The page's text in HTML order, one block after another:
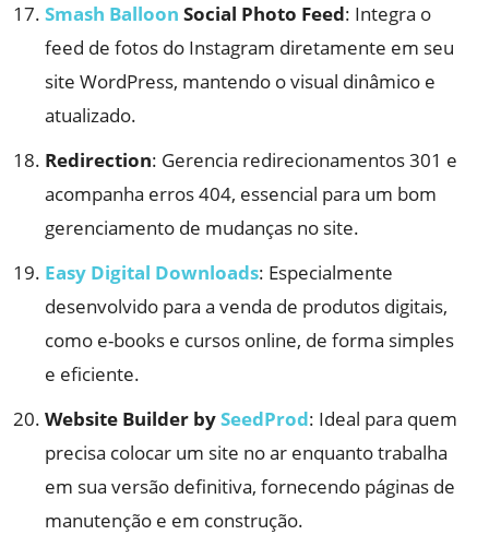
Smash Balloon Social Photo Feed: Integra o
feed de fotos do Instagram diretamente em seu
site WordPress, mantendo o visual dinâmico e
atualizado.
Redirection: Gerencia redirecionamentos 301 e
acompanha erros 404, essencial para um bom
gerenciamento de mudanças no site.
Easy Digital Downloads: Especialmente
desenvolvido para a venda de produtos digitais,
como e-books e cursos online, de forma simples
e eficiente.
Website Builder bySeedProd: Ideal para quem
precisa colocar um site no ar enquanto trabalha
em sua versão definitiva, fornecendo páginas de
manutenção e em construção.